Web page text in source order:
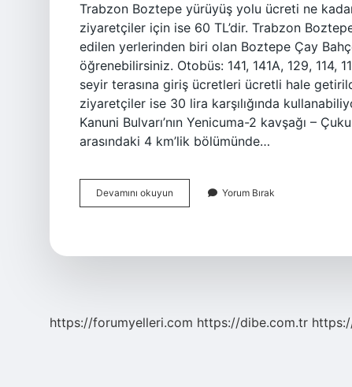
Trabzon Boztepe yürüyüş yolu ücreti ne
ziyaretçiler için ise 60 TL’dir. Trabzon
edilen yerlerinden biri olan Boztepe Çay
öğrenebilirsiniz. Otobüs: 141, 141A, 129, 114,
seyir terasına giriş ücretleri ücretli hale
ziyaretçiler ise 30 lira karşılığında
Kanuni Bulvarı’nın Yenicuma-2 kavşağı –
arasındaki 4 km’lik bölümünde…
Devamını okuyun Boztepeye
Nasıl
Yorum Bırak
https://forumyelleri.com https://dibe.com.tr